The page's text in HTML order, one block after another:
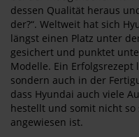
dessen Qualität heraus
der?“. Weltweit hat sich
längst einen Platz unter
gesichert und punktet
Modelle. Ein
sondern auch in der
dass Hyundai auch viele
hestellt und somit nicht
angewiesen ist.